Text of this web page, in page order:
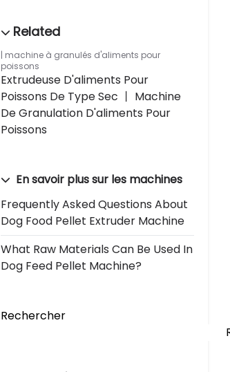
machine à granulés d'aliments pour
poissons
Extrudeuse D'aliments Pour
Poissons De Type Sec 丨 Machine
De Granulation D'aliments Pour
Poissons
En savoir plus sur les machines
Frequently Asked Questions About
Dog Food Pellet Extruder Machine
What Raw Materials Can Be Used In
Dog Feed Pellet Machine?
Rechercher